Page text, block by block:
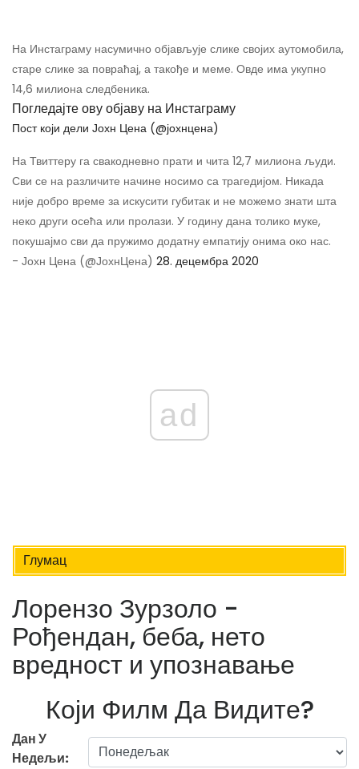
На Инстаграму насумично објављује слике својих аутомобила,
старе слике за повраћај, а такође и меме. Овде има укупно
14,6 милиона следбеника.
Погледајте ову објаву на Инстаграму
Пост који дели Јохн Цена (@јохнцена)
На Твиттеру га свакодневно прати и чита 12,7 милиона људи.
Сви се на различите начине носимо са трагедијом. Никада
није добро време за искусити губитак и не можемо знати шта
неко други осећа или пролази. У годину дана толико муке,
покушајмо сви да пружимо додатну емпатију онима око нас.
- Јохн Цена (@ЈохнЦена) 28. децембра 2020
ad
Глумац
Лорензо Зурзоло -
Рођендан, беба, нето
вредност и упознавање
Који Филм Да Видите?
Дан У
Недељи: